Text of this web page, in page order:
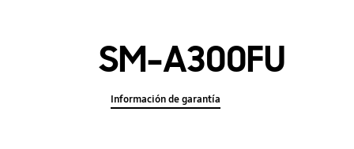
SM-A300FU
Información de garantía